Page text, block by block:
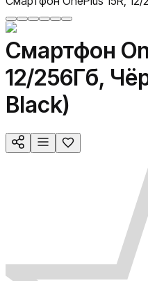
Смартфон
12/256Гб,
Black)